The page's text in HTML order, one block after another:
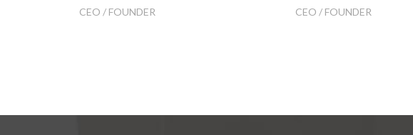
CEO / FOUNDER CEO / FOUNDER